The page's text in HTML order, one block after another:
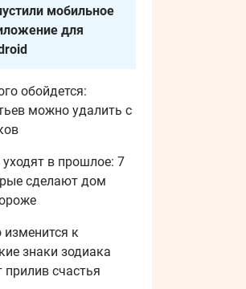
мобильное
для
обойдется:
можно удалить с
в прошлое: 7
сделают дом
к
знаки зодиака
прилив счастья